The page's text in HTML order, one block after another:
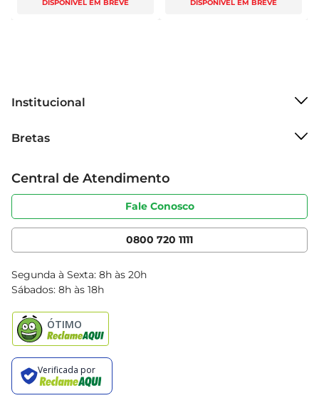
DISPONÍVEL EM BREVE DISPONÍVEL EM BREVE
Institucional
Grupo Cencosud
Sobre privacidade
Portal do fornecedor
Cencosud Media
Bretas
Produtos Bretas
Código de ética
Serviços
Clube Bretas
Blog Bretas
Black Friday
Central de Atendimento
Fale Conosco
0800 720 1111
Segunda à Sexta: 8h às 20h
Sábados: 8h às 18h